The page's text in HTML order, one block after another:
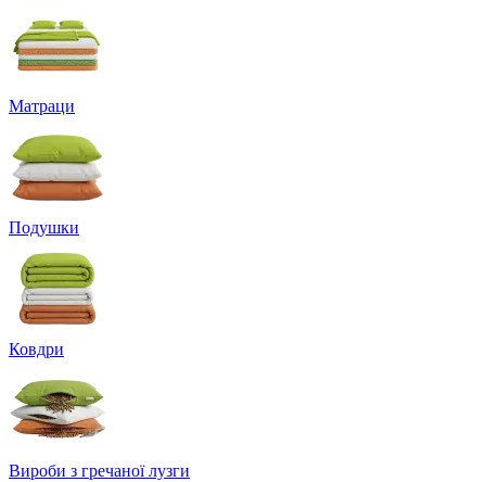
Матраци
Подушки
Ковдри
Вироби з гречаної лузги